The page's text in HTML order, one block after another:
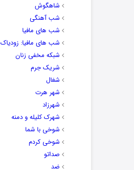
شاهگوش
شب آهنگی
شب های مافیا
شب های مافیا: زودیاک
شبکه مخفی زنان
شریک جرم
شغال
شهر هرت
شهرزاد
شهرک کلیله و دمنه
شوخی با شما
شوخی کردم
صداتو
ضد